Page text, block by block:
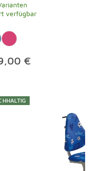
verfügbar
€